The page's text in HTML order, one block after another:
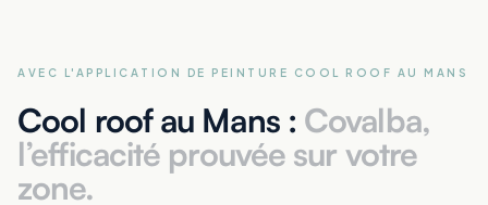
AVEC L'APPLICATION DE PEINTURE COOL ROOF AU MANS
Cool roof au Mans : Covalba,
l’efficacité prouvée sur votre
zone.